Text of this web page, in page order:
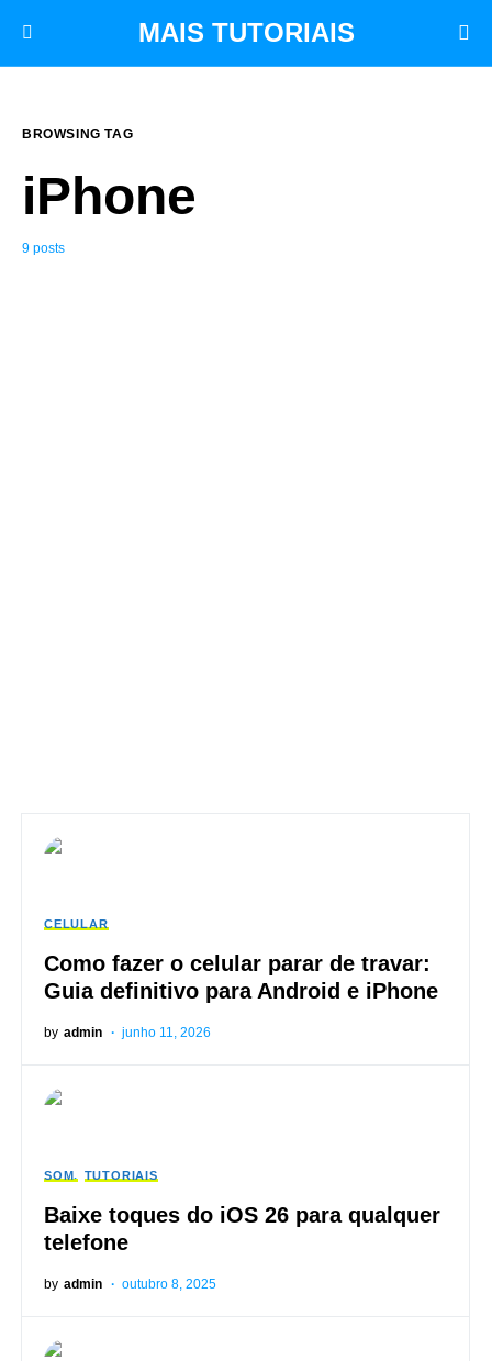
MAIS TUTORIAIS
BROWSING TAG
iPhone
9 posts
CELULAR
Como fazer o celular parar de travar:
Guia definitivo para Android e iPhone
by admin junho 11, 2026
SOM TUTORIAIS
Baixe toques do iOS 26 para qualquer
telefone
by admin outubro 8, 2025